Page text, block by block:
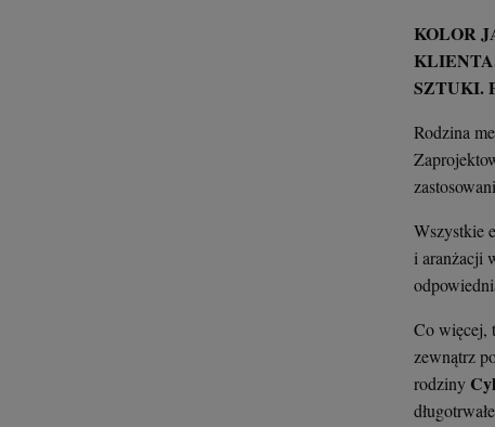
KOLOR
SZTUKI.
Rodzina
Wszystkie
i aranżacji
Co więcej,
zewnątrz
rodziny